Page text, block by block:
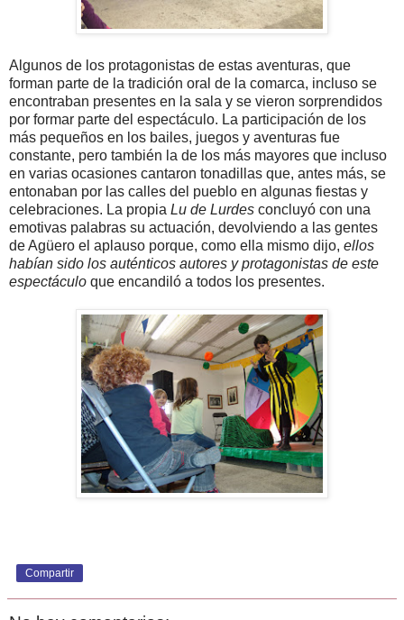
Algunos de los protagonistas de estas aventuras, que
forman parte de la tradición oral de la comarca, incluso se
encontraban presentes en la sala y se vieron sorprendidos
por formar parte del espectáculo. La participación de los
más pequeños en los bailes, juegos y aventuras fue
constante, pero también la de los más mayores que incluso
en varias ocasiones cantaron tonadillas que, antes más, se
entonaban por las calles del pueblo en algunas fiestas y
celebraciones. La propia Lu de Lurdes concluyó con una
emotivas palabras su actuación, devolviendo a las gentes
de Agüero el aplauso porque, como ella mismo dijo, ellos
habían sido los auténticos autores y protagonistas de este
espectáculo que encandiló a todos los presentes.
Compartir